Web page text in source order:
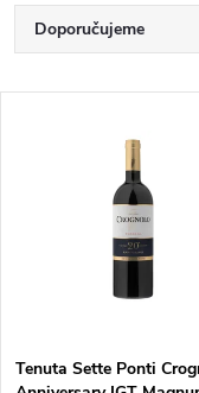
Ř
a
Doporučujeme
Nejprodávanější
s
Tenuta Sette Ponti